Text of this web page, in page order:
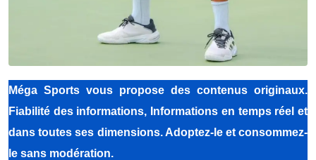
Méga Sports vous propose des contenus originaux.
Fiabilité des informations, Informations en temps réel et
dans toutes ses dimensions. Adoptez-le et consommez-
le sans modération.